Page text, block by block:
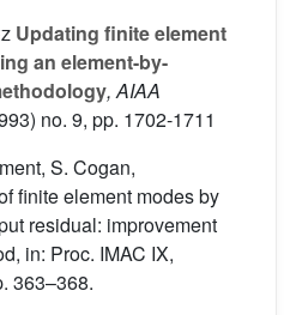
Updating finite element
an element-by-
, AIAA
no. 9, pp. 1702-1711
S. Cogan,
finite element modes by
residual: improvement
in: Proc. IMAC IX,
363–368.